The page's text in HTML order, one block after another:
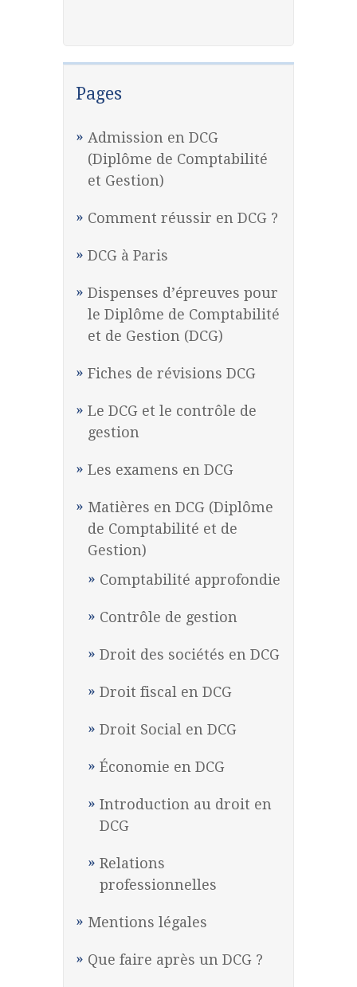
Pages
Admission en DCG
(Diplôme de Comptabilité
et Gestion)
Comment réussir en DCG ?
DCG à Paris
Dispenses d’épreuves pour
le Diplôme de Comptabilité
et de Gestion (DCG)
Fiches de révisions DCG
Le DCG et le contrôle de
gestion
Les examens en DCG
Matières en DCG (Diplôme
de Comptabilité et de
Gestion)
Comptabilité approfondie
Contrôle de gestion
Droit des sociétés en DCG
Droit fiscal en DCG
Droit Social en DCG
Économie en DCG
Introduction au droit en
DCG
Relations
professionnelles
Mentions légales
Que faire après un DCG ?